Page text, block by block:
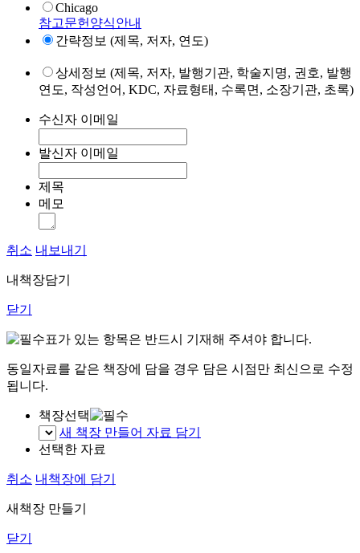
Chicago
참고문헌양식안내
간략정보 (제목, 저자, 연도)
상세정보 (제목, 저자, 발행기관, 학술지명, 권호, 발행
연도, 작성언어, KDC, 자료형태, 수록면, 소장기관, 초록)
수신자 이메일
발신자 이메일
제목
메모
취소 내보내기
내책장담기
닫기
표가 있는 항목은 반드시 기재해 주셔야 합니다.
동일자료를 같은 책장에 담을 경우 담은 시점만 최신으로 수정
됩니다.
책장선택
새 책장 만들어 자료 담기
선택한 자료
취소 내책장에 담기
새책장 만들기
닫기